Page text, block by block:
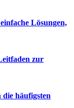
Lösungen,
zur
häufigsten